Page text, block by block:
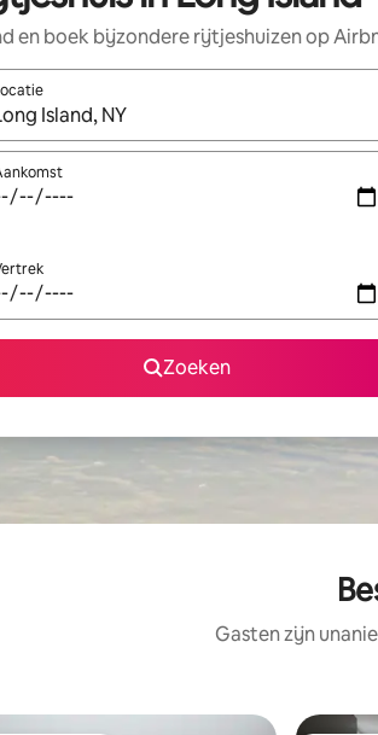
en boek bijzondere rijtjeshuizen op
er resultaten beschikbaar zijn, maak
Zoeken
Gasten zijn